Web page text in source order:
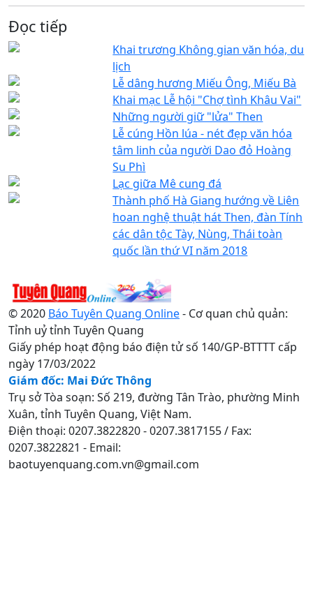
Đọc tiếp
Khai trương Không gian văn hóa, du
lịch
Lễ dâng hương Miếu Ông, Miếu Bà
Khai mạc Lễ hội "Chợ tình Khâu Vai"
Những người giữ "lửa" Then
Lễ cúng Hồn lúa - nét đẹp văn hóa
tâm linh của người Dao đỏ Hoàng
Su Phì
Lạc giữa Mê cung đá
Thành phố Hà Giang hướng về Liên
hoan nghệ thuật hát Then, đàn Tính
các dân tộc Tày, Nùng, Thái toàn
quốc lần thứ VI năm 2018
© 2020 Báo Tuyên Quang Online- Cơ quan chủ quản:
Tỉnh uỷ tỉnh Tuyên Quang
Giấy phép hoạt động báo điện tử số 140/GP-BTTTT cấp
ngày 17/03/2022
Giám đốc: Mai Đức Thông
Trụ sở Tòa soạn: Số 219, đường Tân Trào, phường Minh
Xuân, tỉnh Tuyên Quang, Việt Nam.
Điện thoại: 0207.3822820 - 0207.3817155 / Fax:
0207.3822821 - Email:
baotuyenquang.com.vn@gmail.com